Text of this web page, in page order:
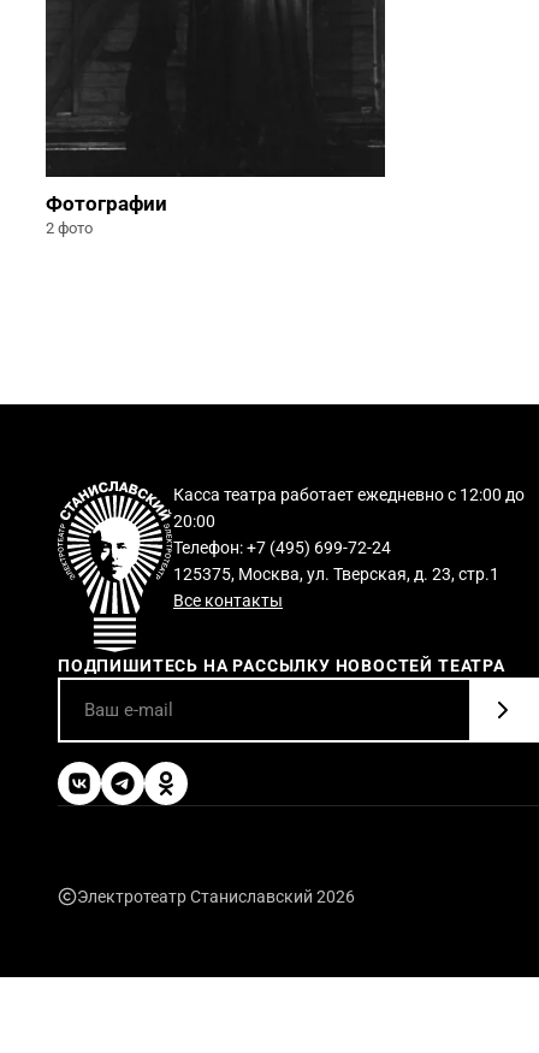
Фотографии
2 фото
Касса театра работает ежедневно с 12:00 до
20:00
Телефон: +7 (495) 699-72-24
125375, Москва, ул. Тверская, д. 23, стр.1
Все контакты
ПОДПИШИТЕСЬ НА РАССЫЛКУ НОВОСТЕЙ ТЕАТРА
Электротеатр Станиславский 2026